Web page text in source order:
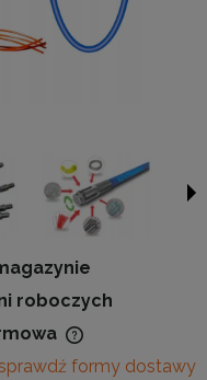
roboczych
płatności
formy dostawy